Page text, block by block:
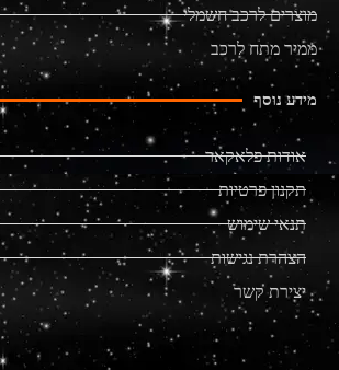
מוצרים לרכב חשמלי
ממיר מתח לרכב
מידע נוסף
אודות פלאקאר
תקנון פרטיות
תנאי שימוש
הצהרת נגישות
יצירת קשר